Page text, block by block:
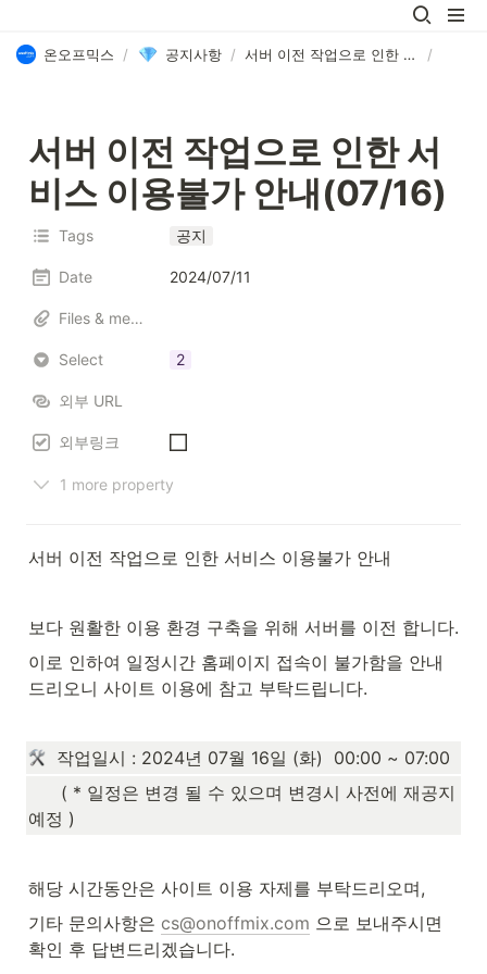
온오프믹스 / 공지사항 / 서버 이전 작업으로 인한 서비스 이용불가 안내(07/16) /
서버 이전 작업으로 인한 서
비스 이용불가 안내(07/16)
Tags 공지
Date 2024/07/11
Files & media
Select 2
외부 URL
외부링크
1 more property
서버 이전 작업으로 인한 서비스 이용불가 안내
보다 원활한 이용 환경 구축을 위해 서버를 이전 합니다.
이로 인하여 일정시간 홈페이지 접속이 불가함을 안내
드리오니 사이트 이용에 참고 부탁드립니다.
  작업일시 : 2024년 07월 16일 (화)  00:00 ~ 07:00
예정 )
해당 시간동안은 사이트 이용 자제를 부탁드리오며,
기타 문의사항은 cs@onoffmix.com 으로 보내주시면
확인 후 답변드리겠습니다.